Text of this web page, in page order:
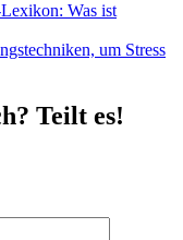
Was ist
um Stress
Teilt es!